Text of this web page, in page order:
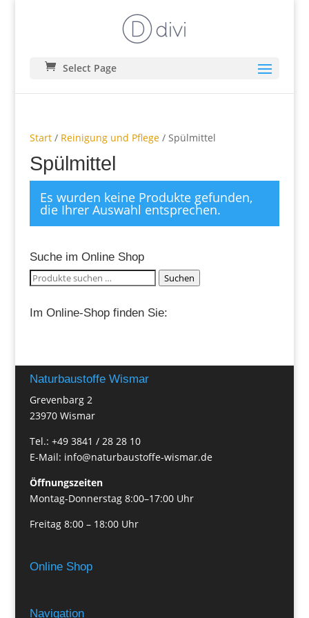
Select Page
Start/ Reinigung und Pflege/ Spülmittel
Spülmittel
Es wurden keine Produkte gefunden,
die Ihrer Auswahl entsprechen.
Suche im Online Shop
Suchen
nach:
Suchen
Im Online-Shop finden Sie:
Naturbaustoffe Wismar
Grevenbarg 2
23970 Wismar
Tel.: +49 3841 / 28 28 10
E-Mail: info@naturbaustoffe-wismar.de
Öffnungszeiten
Montag-Donnerstag 8:00–17:00 Uhr
Freitag 8:00 – 18:00 Uhr
Online Shop
Navigation